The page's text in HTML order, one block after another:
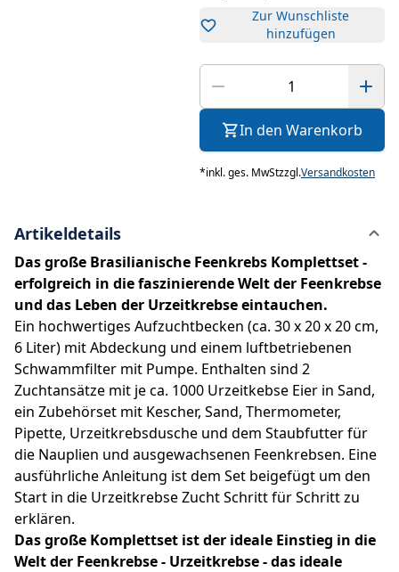
Zur Wunschliste
hinzufügen
In den Warenkorb
*inkl. ges. MwStzzgl.Versandkosten
Artikeldetails
Das große Brasilianische Feenkrebs Komplettset -
erfolgreich in die faszinierende Welt der Feenkrebse
und das Leben der Urzeitkrebse eintauchen.
Ein hochwertiges Aufzuchtbecken (ca. 30 x 20 x 20 cm,
6 Liter) mit Abdeckung und einem luftbetriebenen
Schwammfilter mit Pumpe. Enthalten sind 2
Zuchtansätze mit je ca. 1000 Urzeitkebse Eier in Sand,
ein Zubehörset mit Kescher, Sand, Thermometer,
Pipette, Urzeitkrebsdusche und dem Staubfutter für
die Nauplien und ausgewachsenen Feenkrebsen. Eine
ausführliche Anleitung ist dem Set beigefügt um den
Start in die Urzeitkrebse Zucht Schritt für Schritt zu
erklären.
Das große Komplettset ist der ideale Einstieg in die
Welt der Feenkrebse - Urzeitkrebse -das ideale